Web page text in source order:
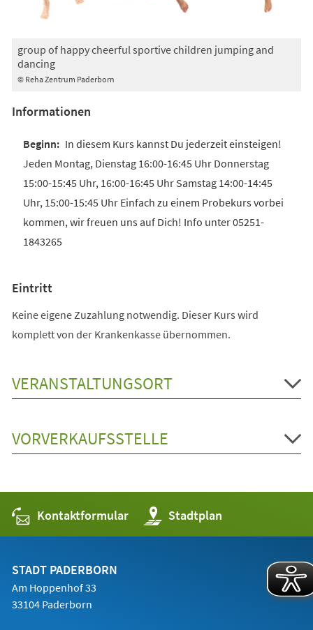
© Reha Zentrum Paderborn
group of happy cheerful sportive children jumping and
dancing
Informationen
In diesem Kurs kannst Du jederzeit einsteigen!
Jeden Montag, Dienstag 16:00-16:45 Uhr Donnerstag
15:00-15:45 Uhr, 16:00-16:45 Uhr Samstag 14:00-14:45
Uhr, 15:00-15:45 Uhr Einfach zu einem Probekurs vorbei
kommen, wir freuen uns auf Dich! Info unter 05251-
1843265
Eintritt
Keine eigene Zuzahlung notwendig. Dieser Kurs wird
komplett von der Krankenkasse übernommen.
VERANSTALTUNGSORT
VORVERKAUFSSTELLE
Kontaktformular Stadtplan
(Öffnet
in
einem
STADT PADERBORN
Am Hoppenhof 33
33104 Paderborn